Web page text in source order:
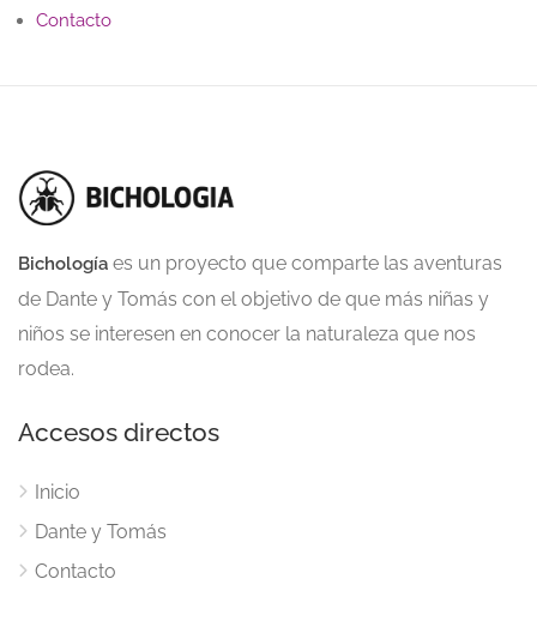
Contacto
Bichología es un proyecto que comparte las aventuras
de Dante y Tomás con el objetivo de que más niñas y
niños se interesen en conocer la naturaleza que nos
rodea.
Accesos directos
Inicio
Dante y Tomás
Contacto